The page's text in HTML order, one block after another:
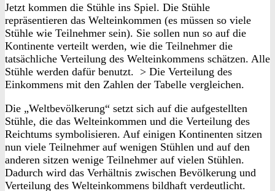
Jetzt kommen die Stühle ins Spiel. Die Stühle
repräsentieren das Welteinkommen (es müssen so viele
Stühle wie Teilnehmer sein). Sie sollen nun so auf die
Kontinente verteilt werden, wie die Teilnehmer die
tatsächliche Verteilung des Welteinkommens schätzen. Alle
Stühle werden dafür benutzt. > Die Verteilung des
Einkommens mit den Zahlen der Tabelle vergleichen.
Die „Weltbevölkerung“ setzt sich auf die aufgestellten
Stühle, die das Welteinkommen und die Verteilung des
Reichtums symbolisieren. Auf einigen Kontinenten sitzen
nun viele Teilnehmer auf wenigen Stühlen und auf den
anderen sitzen wenige Teilnehmer auf vielen Stühlen.
Dadurch wird das Verhältnis zwischen Bevölkerung und
Verteilung des Welteinkommens bildhaft verdeutlicht.